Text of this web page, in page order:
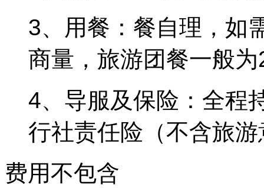
3、用餐：餐自理，如
商量，旅游团餐一般
4、导服及保险：全程
行社责任险（不含旅
费用不包含